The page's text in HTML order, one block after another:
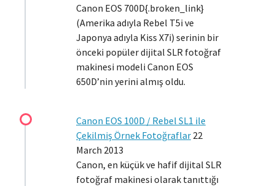
Canon EOS 700D{.broken_link}
(Amerika adıyla Rebel T5i ve
Japonya adıyla Kiss X7i) serinin bir
önceki popüler dijital SLR fotoğraf
makinesi modeli Canon EOS
650D’nin yerini almış oldu.
Canon EOS 100D / Rebel SL1 ile
Çekilmiş Örnek Fotoğraflar 22
March 2013
Canon, en küçük ve hafif dijital SLR
fotoğraf makinesi olarak tanıttığı